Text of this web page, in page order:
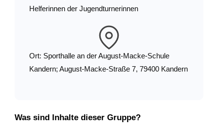
Helferinnen der Jugendturnerinnen
Ort: Sporthalle an der August-Macke-Schule
Kandern; August-Macke-Straße 7, 79400 Kandern
Was sind Inhalte dieser Gruppe?